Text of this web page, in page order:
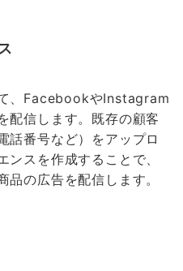
、FacebookやInstagram
配信します。既存の顧客
話番号など）をアップロ
スを作成することで、
の広告を配信します。